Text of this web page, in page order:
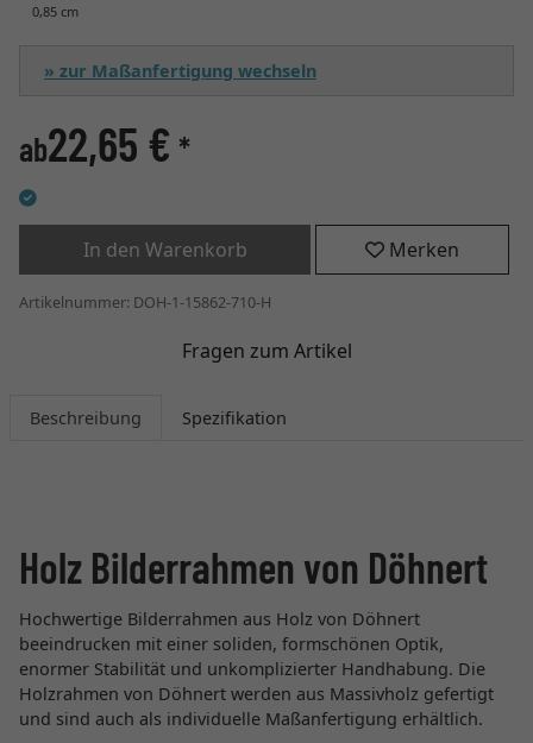
0,85 cm
» zur Maßanfertigung wechseln
ab22,65 € *
In den Warenkorb Merken
Artikelnummer: DOH-1-15862-710-H
Fragen zum Artikel
Beschreibung Spezifikation
Holz Bilderrahmen von Döhnert
Hochwertige Bilderrahmen aus Holz von Döhnert
beeindrucken mit einer soliden, formschönen Optik,
enormer Stabilität und unkomplizierter Handhabung. Die
Holzrahmen von Döhnert werden aus Massivholz gefertigt
und sind auch als individuelle Maßanfertigung erhältlich.